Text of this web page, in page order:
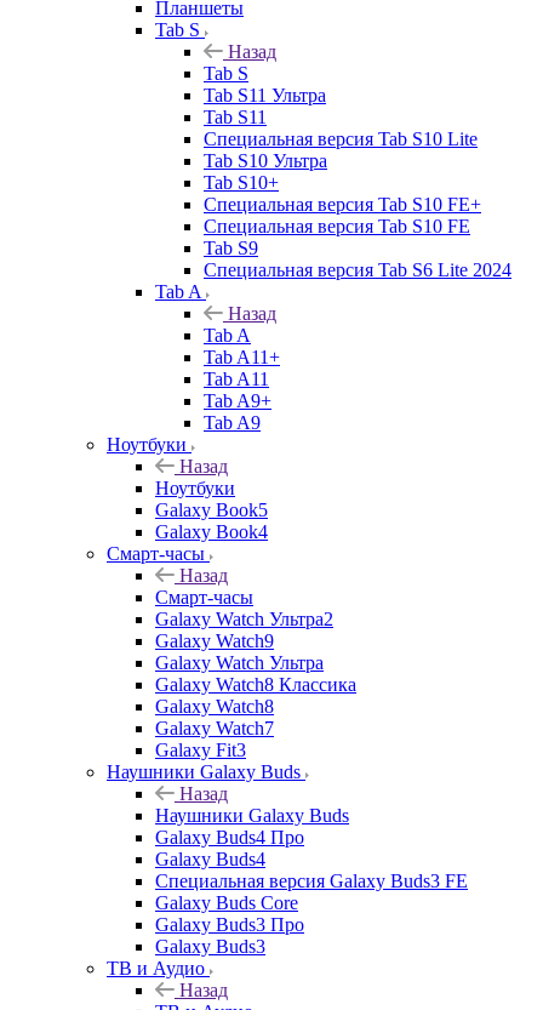
Планшеты
Tab S
Назад
Tab S
Tab S11 Ультра
Tab S11
Специальная версия Tab S10 Lite
Tab S10 Ультра
Tab S10+
Специальная версия Tab S10 FE+
Специальная версия Tab S10 FE
Tab S9
Специальная версия Tab S6 Lite 2024
Tab A
Назад
Tab A
Tab A11+
Tab A11
Tab A9+
Tab A9
Ноутбуки
Назад
Ноутбуки
Galaxy Book5
Galaxy Book4
Смарт-часы
Назад
Смарт-часы
Galaxy Watch Ультра2
Galaxy Watch9
Galaxy Watch Ультра
Galaxy Watch8 Классика
Galaxy Watch8
Galaxy Watch7
Galaxy Fit3
Наушники Galaxy Buds
Назад
Наушники Galaxy Buds
Galaxy Buds4 Про
Galaxy Buds4
Специальная версия Galaxy Buds3 FE
Galaxy Buds Core
Galaxy Buds3 Про
Galaxy Buds3
ТВ и Аудио
Назад